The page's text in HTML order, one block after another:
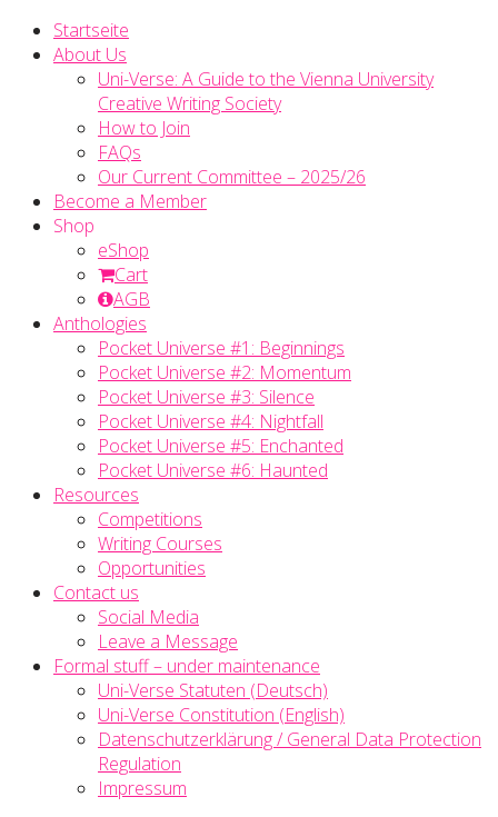
Startseite
About Us
Uni-Verse: A Guide to the Vienna University
Creative Writing Society
How to Join
FAQs
Our Current Committee – 2025/26
Become a Member
Shop
eShop
Cart
AGB
Anthologies
Pocket Universe #1: Beginnings
Pocket Universe #2: Momentum
Pocket Universe #3: Silence
Pocket Universe #4: Nightfall
Pocket Universe #5: Enchanted
Pocket Universe #6: Haunted
Resources
Competitions
Writing Courses
Opportunities
Contact us
Social Media
Leave a Message
Formal stuff – under maintenance
Uni-Verse Statuten (Deutsch)
Uni-Verse Constitution (English)
Datenschutzerklärung / General Data Protection
Regulation
Impressum